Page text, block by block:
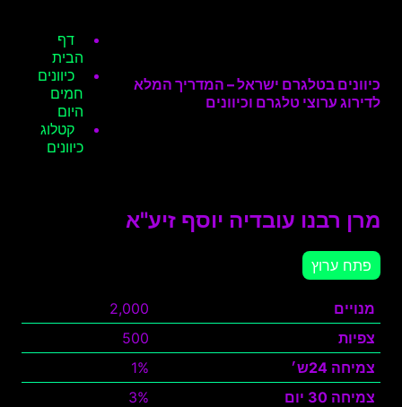
כיוונים בטלגרם ישראל – המדריך המלא
לדירוג ערוצי טלגרם וכיוונים
דף
הבית
כיוונים
חמים
היום
קטלוג
כיוונים
מרן רבנו עובדיה יוסף זיע"א
פתח ערוץ
מנויים
2,000
צפיות
500
צמיחה 24ש׳
1%
צמיחה 30 יום
3%